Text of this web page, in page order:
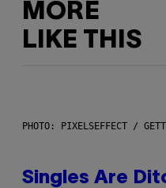
MORE
LIKE THIS
PHOTO: PIXELSEFFECT /
Singles Are